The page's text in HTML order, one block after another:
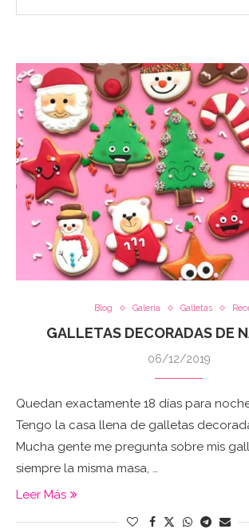
Blog Galeria Galletas
GALLETAS DECORADAS DE
06/12/2019
Quedan exactamente 18 días para
Tengo la casa llena de galletas
Mucha gente me pregunta sobre mis
siempre la misma masa, …
Leer Más